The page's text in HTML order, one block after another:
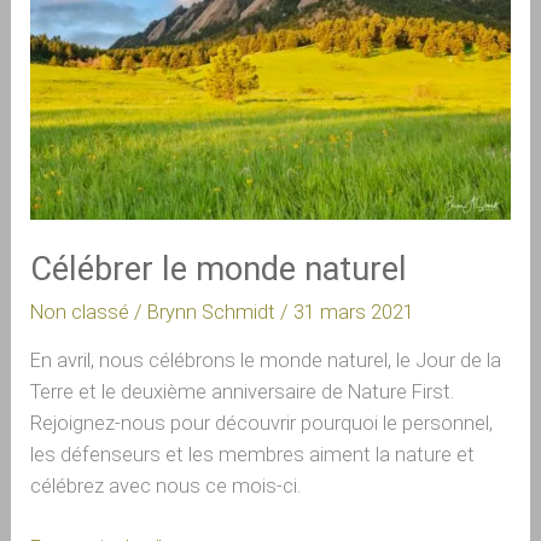
Célébrer le monde naturel
Non classé / Brynn Schmidt/ 31 mars 2021
En avril, nous célébrons le monde naturel, le Jour de la
Terre et le deuxième anniversaire de Nature First.
Rejoignez-nous pour découvrir pourquoi le personnel,
les défenseurs et les membres aiment la nature et
célébrez avec nous ce mois-ci.